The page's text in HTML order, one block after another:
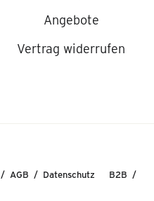
Angebote
Vertrag widerrufen
AGB Datenschutz B2B